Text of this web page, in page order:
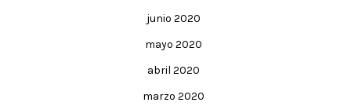
junio 2020
mayo 2020
abril 2020
marzo 2020